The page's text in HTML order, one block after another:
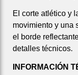
El corte atlético y
movimiento y una
el borde
detalles técnicos.
INFORMACIÓN